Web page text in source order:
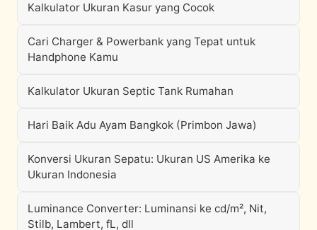
Kalkulator Ukuran Kasur yang Cocok
Cari Charger & Powerbank yang Tepat untuk
Handphone Kamu
Kalkulator Ukuran Septic Tank Rumahan
Hari Baik Adu Ayam Bangkok (Primbon Jawa)
Konversi Ukuran Sepatu: Ukuran US Amerika ke
Ukuran Indonesia
Luminance Converter: Luminansi ke cd/m², Nit,
Stilb, Lambert, fL, dll